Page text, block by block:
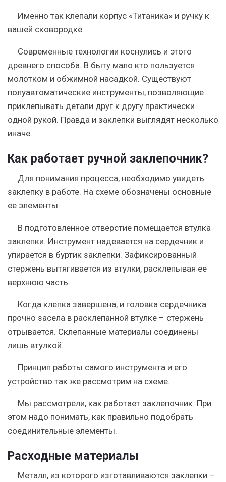
Именно так клепали корпус «Титаника» и ручку к
вашей сковородке.
Современные технологии коснулись и этого
древнего способа. В быту мало кто пользуется
молотком и обжимной насадкой. Существуют
полуавтоматические инструменты, позволяющие
приклепывать детали друг к другу практически
одной рукой. Правда и заклепки выглядят несколько
иначе.
Как работает ручной заклепочник?
Для понимания процесса, необходимо увидеть
заклепку в работе. На схеме обозначены основные
ее элементы:
В подготовленное отверстие помещается втулка
заклепки. Инструмент надевается на сердечник и
упирается в буртик заклепки. Зафиксированный
стержень вытягивается из втулки, расклепывая ее
верхнюю часть.
Когда клепка завершена, и головка сердечника
прочно засела в расклепанной втулке – стержень
отрывается. Склепанные материалы соединены
лишь втулкой.
Принцип работы самого инструмента и его
устройство так же рассмотрим на схеме.
Мы рассмотрели, как работает заклепочник. При
этом надо понимать, как правильно подобрать
соединительные элементы.
Расходные материалы
Металл, из которого изготавливаются заклепки –